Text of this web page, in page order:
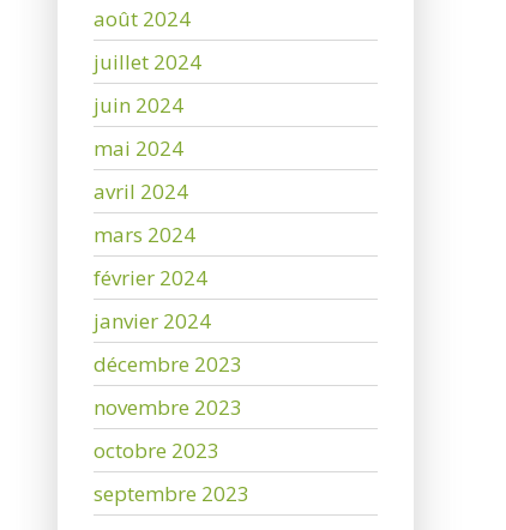
août 2024
juillet 2024
juin 2024
mai 2024
avril 2024
mars 2024
février 2024
janvier 2024
décembre 2023
novembre 2023
octobre 2023
septembre 2023